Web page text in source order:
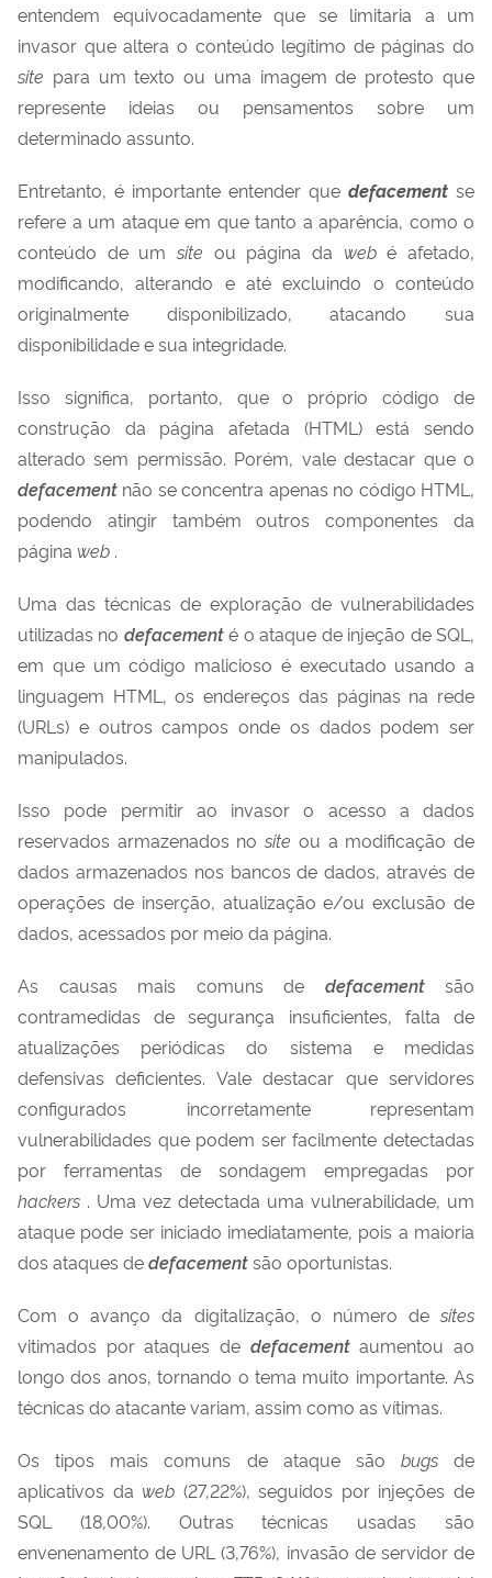
entendem equivocadamente que se limitaria a um
invasor que altera o conteúdo legítimo de páginas do
site para um texto ou uma imagem de protesto que
represente ideias ou pensamentos sobre um
determinado assunto.
Entretanto, é importante entender que defacement se
refere a um ataque em que tanto a aparência, como o
conteúdo de um site ou página da webé afetado,
modificando, alterando e até excluindo o conteúdo
originalmente disponibilizado, atacando sua
disponibilidade e sua integridade.
Isso significa, portanto, que o próprio código de
construção da página afetada (HTML) está sendo
alterado sem permissão. Porém, vale destacar que o
defacement não se concentra apenas no código HTML,
podendo atingir também outros componentes da
página web .
Uma das técnicas de exploração de vulnerabilidades
utilizadas no defacementé o ataque de injeção de SQL,
em que um código malicioso é executado usando a
linguagem HTML, os endereços das páginas na rede
(URLs) e outros campos onde os dados podem ser
manipulados.
Isso pode permitir ao invasor o acesso a dados
reservados armazenados nosite ou a modificação de
dados armazenados nos bancos de dados, através de
operações de inserção, atualização e/ou exclusão de
dados, acessados por meio da página.
As causas mais comuns ​​de defacement são
contramedidas de segurança insuficientes, falta de
atualizações periódicas do sistema e medidas
defensivas deficientes. Vale destacar que servidores
configurados incorretamente representam
vulnerabilidades que podem ser facilmente detectadas
por ferramentas de sondagem empregadas por
hackers . Uma vez detectada uma vulnerabilidade, um
ataque pode ser iniciado imediatamente, pois a maioria
dos ataques dedefacementsão oportunistas.
Com o avanço da digitalização, o número de sites
vitimados por ataques de defacementaumentou ao
longo dos anos, tornando o tema muito importante. As
técnicas do atacante variam, assim como as vítimas.
Os tipos mais comuns de ataque são bugs de
aplicativos da web (27,22%), seguidos por injeções de
SQL (18,00%). Outras técnicas usadas são
envenenamento de URL (3,76%), invasão de servidor de